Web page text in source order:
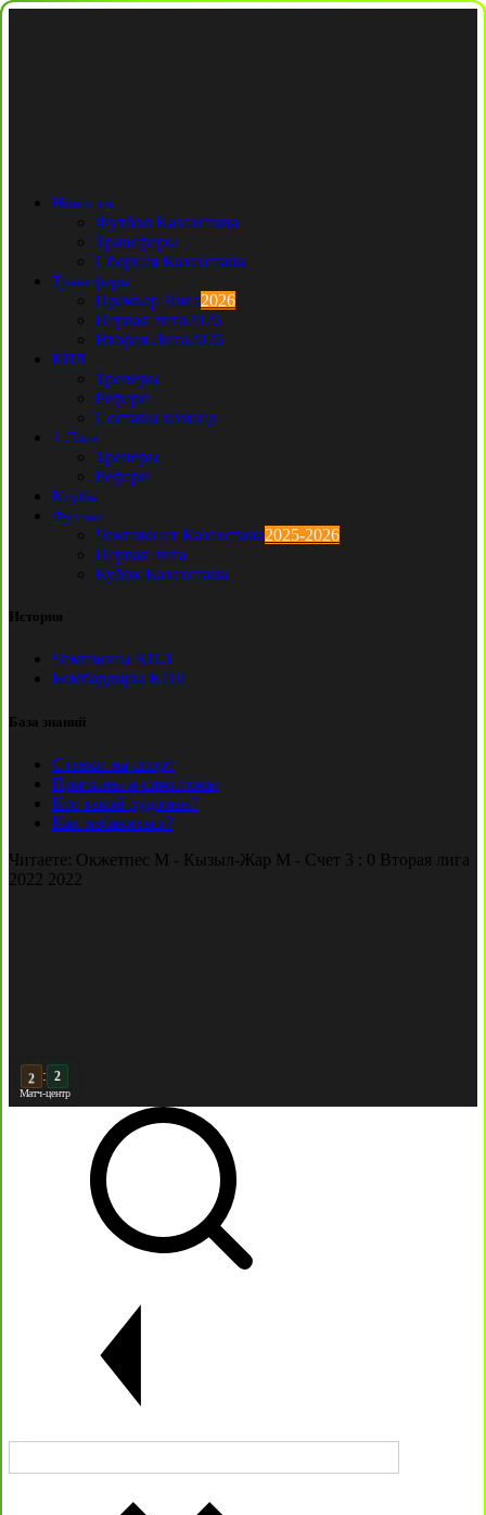
Новости
Футбол Казахстана
Трансферы
Сборная Казахстана
Трансферы
Премьер Лига2026
Первая лига2026
Вторая Лига2026
КПЛ
Тренеры
Рефери
Составы команд
1 Лига
Тренеры
Рефери
Клубы
Футзал
Чемпионат Казахстана2025-2026
Первая лига
Кубок Казахстана
История
Чемпионы КПЛ
Бомбардиры КПЛ
База знаний
Ставки на спорт
Причины и симптомы
Кто такой лудоман?
Как избавиться?
Читаете: Окжетпес М - Кызыл-Жар М - Счет 3 : 0 Вторая лига
2022 2022
3 :
Матч-центр